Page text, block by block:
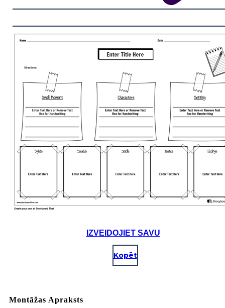
IZVEIDOJIET SAVU
Kopēt
Montāžas Apraksts